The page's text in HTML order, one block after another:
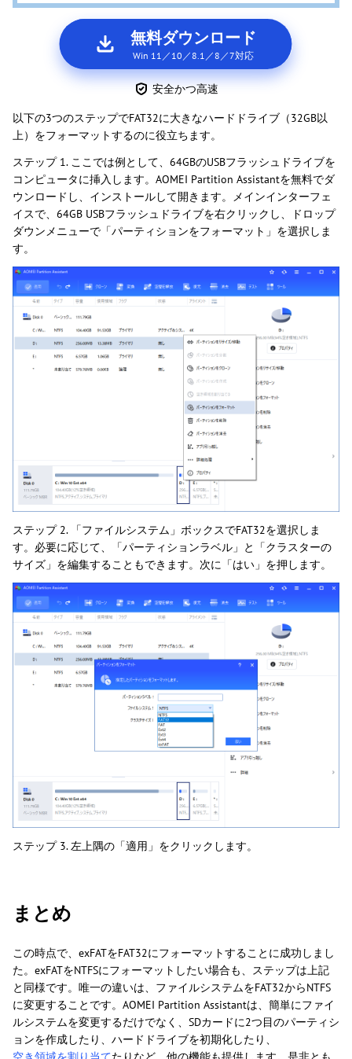
無料ダウンロード
Win 11／10／8.1／8／7対応
安全かつ高速
以下の3つのステップでFAT32に大きなハードドライブ（32GB以
上）をフォーマットするのに役立ちます。
ステップ 1. ここでは例として、64GBのUSBフラッシュドライブを
コンピュータに挿入します。AOMEI Partition Assistantを無料でダ
ウンロードし、インストールして開きます。メインインターフェ
イスで、64GB USBフラッシュドライブを右クリックし、ドロップ
ダウンメニューで「パーティションをフォーマット」を選択しま
す。
ステップ 2. 「ファイルシステム」ボックスでFAT32を選択しま
す。必要に応じて、「パーティションラベル」と「クラスターの
サイズ」を編集することもできます。次に「はい」を押します。
ステップ 3. 左上隅の「適用」をクリックします。
まとめ
この時点で、exFATをFAT32にフォーマットすることに成功しまし
た。exFATをNTFSにフォーマットしたい場合も、ステップは上記
と同様です。唯一の違いは、ファイルシステムをFAT32からNTFS
に変更することです。AOMEI Partition Assistantは、簡単にファイ
ルシステムを変更するだけでなく、SDカードに2つ目のパーティシ
ョンを作成したり、ハードドライブを初期化したり、